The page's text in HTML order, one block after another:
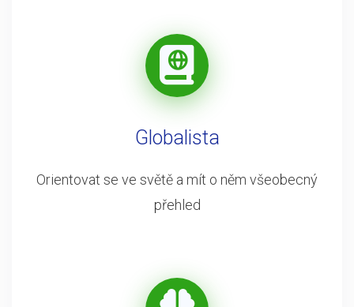
Globalista
Orientovat se ve světě a mít o něm všeobecný
přehled